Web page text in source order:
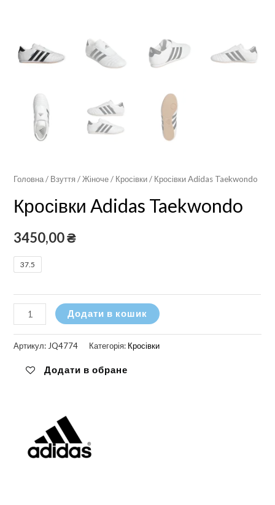
Головна/ Взуття /Жіноче/ Кросівки/ Кросівки Adidas Taekwondo
Кросівки Adidas Taekwondo
3450,00₴
37.5
Кросівки
Adidas
Taekwondo
Додати в кошик
Артикул:JQ4774 Категорія: Кросівки
Додати в обране